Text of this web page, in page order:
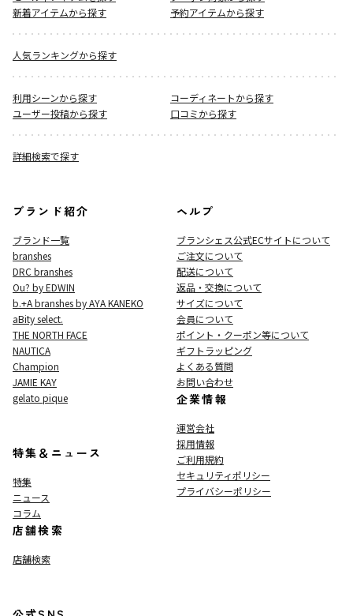
新着アイテムから探す
予約アイテムから探す
人気ランキングから探す
利用シーンから探す
コーディネートから探す
ユーザー投稿から探す
口コミから探す
詳細検索で探す
ブランド紹介
ブランド一覧
branshes
DRC branshes
Ou? by EDWIN
b.+A branshes by AYA KANEKO
aBity select.
THE NORTH FACE
NAUTICA
Champion
JAMIE KAY
gelato pique
特集＆ニュース
特集
ニュース
コラム
店舗検索
店舗検索
ヘルプ
ブランシェス公式ECサイトについて
ご注文について
配送について
返品・交換について
サイズについて
会員について
ポイント・クーポン等について
ギフトラッピング
よくある質問
お問い合わせ
企業情報
運営会社
採用情報
ご利用規約
セキュリティポリシー
プライバシーポリシー